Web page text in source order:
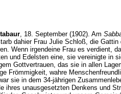
, 18. September (1902). Am
dahier Frau Julie Schloß, die
Wenn irgendeine Frau es verdient,
und Edelsten eine, sie vereinigte in
Gottvertrauen, das sie in allen
Frömmigkeit, wahre
sie in dem 34-jährigen
ihres unausgesetzten Denkens und